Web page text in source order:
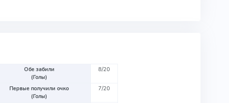
Обе забили
(Голы)
8/20
Первые получили очко
(Голы)
7/20